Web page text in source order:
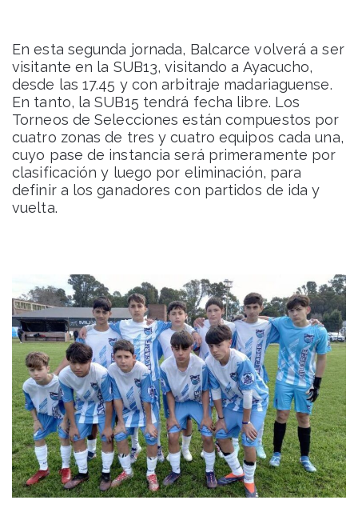
En esta segunda jornada, Balcarce volverá a ser
visitante en la SUB13, visitando a Ayacucho,
desde las 17.45 y con arbitraje madariaguense.
En tanto, la SUB15 tendrá fecha libre. Los
Torneos de Selecciones están compuestos por
cuatro zonas de tres y cuatro equipos cada una,
cuyo pase de instancia será primeramente por
clasificación y luego por eliminación, para
definir a los ganadores con partidos de ida y
vuelta.